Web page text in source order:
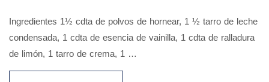
Ingredientes 1½ cdta de polvos de hornear, 1 ½ tarro de leche
condensada, 1 cdta de esencia de vainilla, 1 cdta de ralladura
de limón, 1 tarro de crema, 1 …